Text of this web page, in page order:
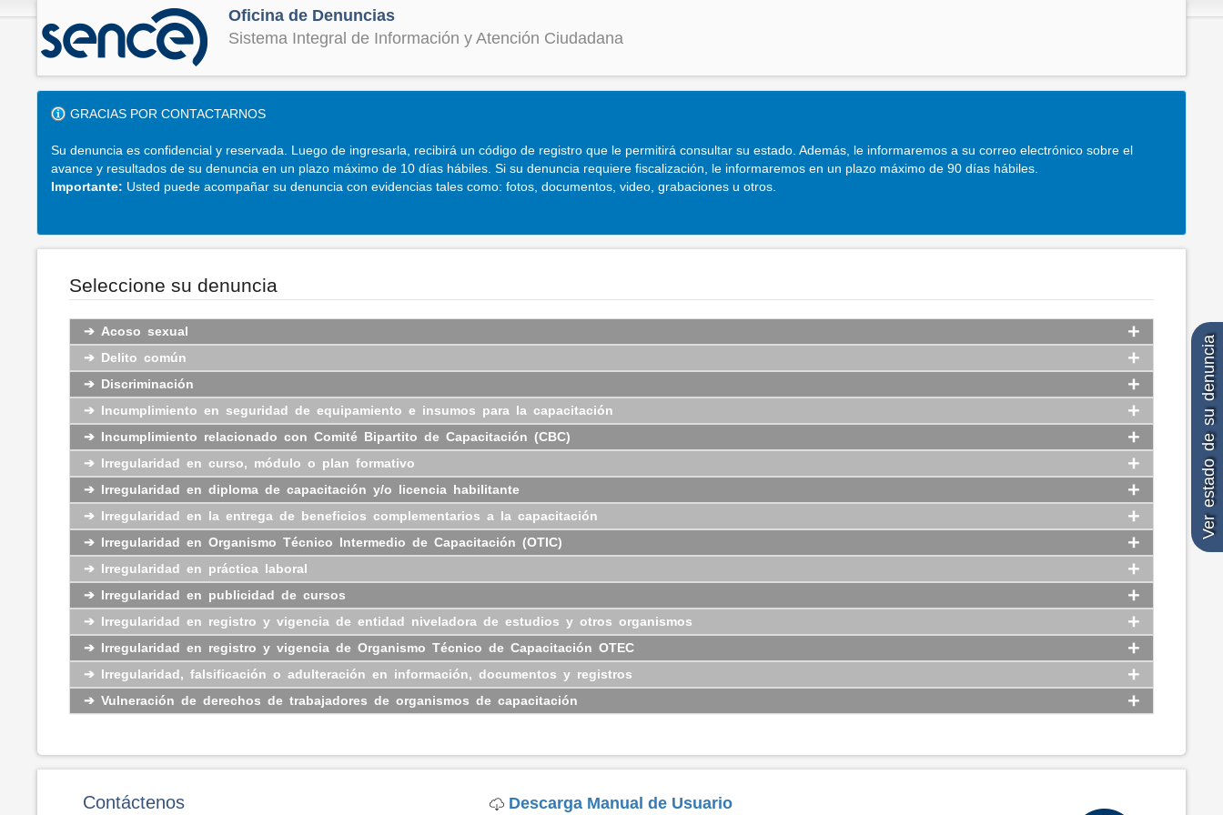
Oficina de Denuncias
Sistema Integral de Información y Atención Ciudadana
GRACIAS POR CONTACTARNOS
Su denuncia es confidencial y reservada. Luego de ingresarla, recibirá un código de registro que le permitirá consultar su estado. Además, le informaremos a su correo electrónico sobre el
avance y resultados de su denuncia en un plazo máximo de 10 días hábiles. Si su denuncia requiere fiscalización, le informaremos en un plazo máximo de 90 días hábiles.
Importante: Usted puede acompañar su denuncia con evidencias tales como: fotos, documentos, video, grabaciones u otros.
Ver estado de su denuncia
Seleccione su denuncia
➔ Acoso sexual
➔ Delito común
➔ Discriminación
➔ Incumplimiento en seguridad de equipamiento e insumos para la capacitación
➔ Incumplimiento relacionado con Comité Bipartito de Capacitación (CBC)
➔ Irregularidad en curso, módulo o plan formativo
➔ Irregularidad en diploma de capacitación y/o licencia habilitante
➔ Irregularidad en la entrega de beneficios complementarios a la capacitación
➔ Irregularidad en Organismo Técnico Intermedio de Capacitación (OTIC)
➔ Irregularidad en práctica laboral
➔ Irregularidad en publicidad de cursos
➔ Irregularidad en registro y vigencia de entidad niveladora de estudios y otros organismos
➔ Irregularidad en registro y vigencia de Organismo Técnico de Capacitación OTEC
➔ Irregularidad, falsificación o adulteración en información, documentos y registros
➔ Vulneración de derechos de trabajadores de organismos de capacitación
Contáctenos Descarga Manual de Usuario